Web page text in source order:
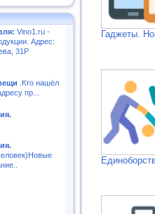
Vino1.ru -
Адрес:
31Р
.Кто нашёл
пр...
Гаджеты.